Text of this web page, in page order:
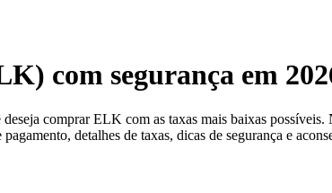
com segurança em
comprar ELK com as taxas mais baixas
detalhes de taxas, dicas de segurança e